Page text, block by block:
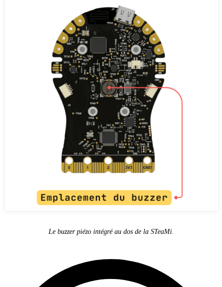
Le buzzer piézo intégré au dos de la STeaMi.